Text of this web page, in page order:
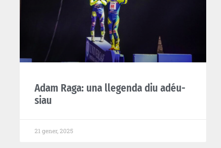
Adam Raga: una llegenda diu adéu-
siau
21 gener, 2025